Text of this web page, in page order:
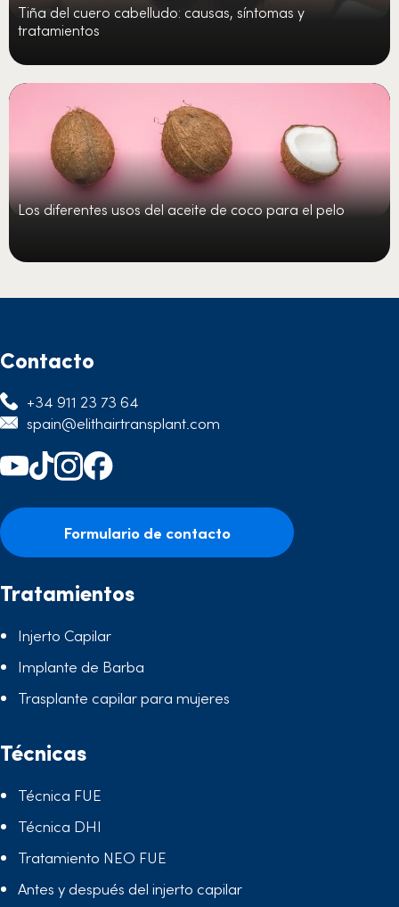
Tiña del cuero cabelludo: causas, síntomas y
tratamientos
Los diferentes usos del aceite de coco para el pelo
Contacto
+34 911 23 73 64
spain@elithairtransplant.com
Formulario de contacto
Tratamientos
Injerto Capilar
Implante de Barba
Trasplante capilar para mujeres
Técnicas
Técnica FUE
Técnica DHI
Tratamiento NEO FUE
Antes y después del injerto capilar